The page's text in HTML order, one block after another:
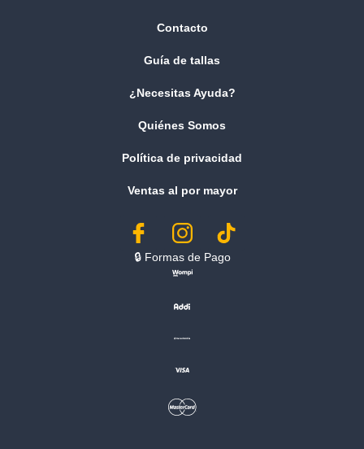
Contacto
Guía de tallas
¿Necesitas Ayuda?
Quiénes Somos
Política de privacidad
Ventas al por mayor
🔒︎ Formas de Pago